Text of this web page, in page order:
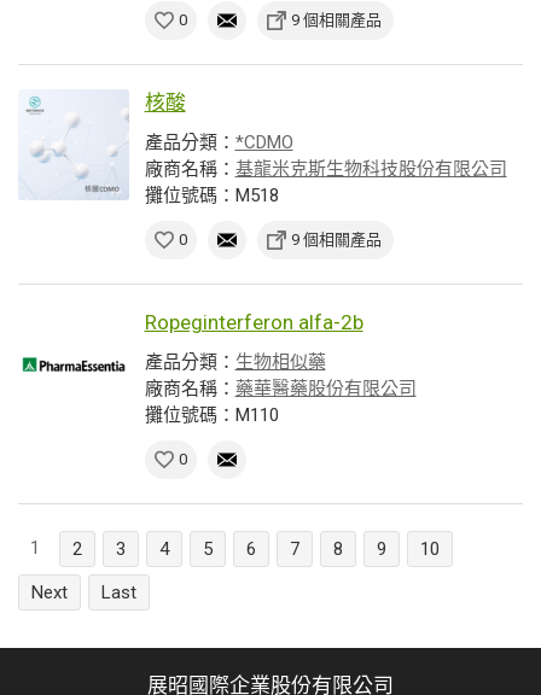
0 9 個相關產品
核酸
產品分類： *CDMO
廠商名稱： 基龍米克斯生物科技股份有限公司
攤位號碼：M518
0 9 個相關產品
Ropeginterferon alfa-2b
產品分類： 生物相似藥
廠商名稱： 藥華醫藥股份有限公司
攤位號碼：M110
0
1 2 3 4 5 6 7 8 9
10
Next
Last
展昭國際企業股份有限公司